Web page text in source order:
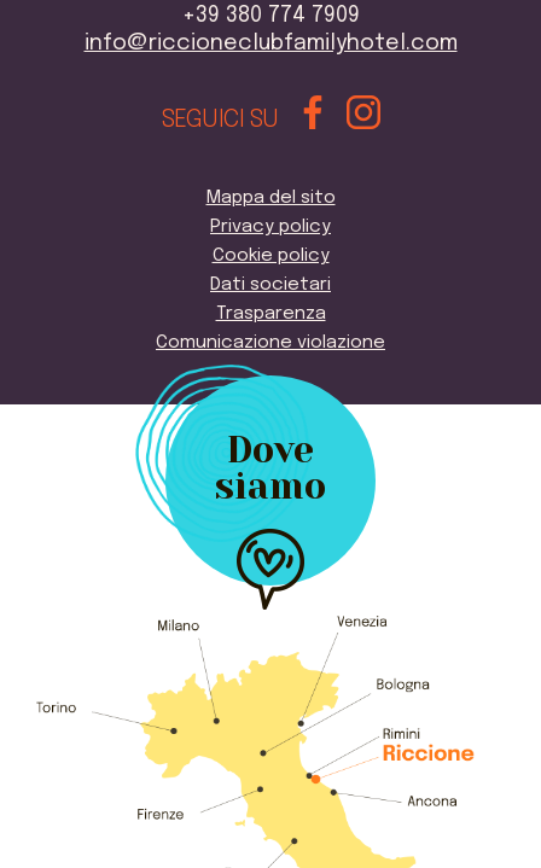
+39 380 774 7909
info@riccioneclubfamilyhotel.com
SEGUICI SU
Mappa del sito
Privacy policy
Cookie policy
Dati societari
Trasparenza
Comunicazione violazione
Dove
siamo